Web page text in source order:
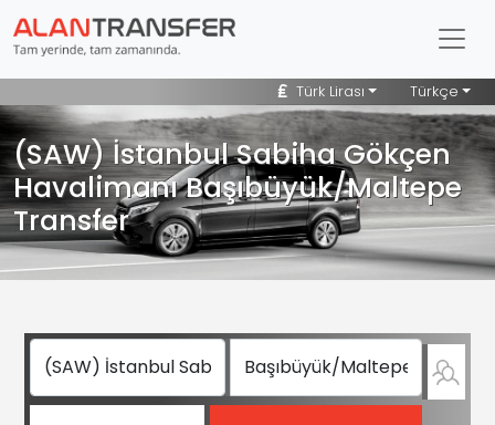
Türk Lirası Türkçe
(SAW) İstanbul Sabiha Gökçen
Havalimanı Başıbüyük/Maltepe
Transfer